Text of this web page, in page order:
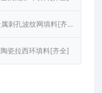
金属刺孔波纹网填料[齐全]
陶瓷拉西环填料[齐全]